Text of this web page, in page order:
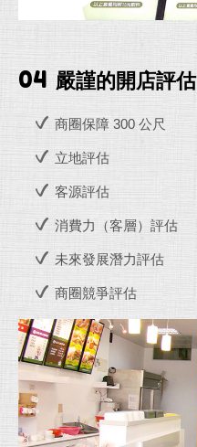
04 嚴謹的開店評估
商圈保障 300 公尺
立地評估
客源評估
消費力（客層）評估
未來發展潛力評估
商圈競爭評估